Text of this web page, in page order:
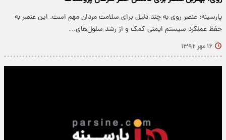
پارسینه: عنصر روی به چند دلیل برای سلامت مردان مهم است. این عنصر به
حفظ عملکرد سیستم ایمنی کمک و از رشد سلول‌های…
۱۶ مهر ۱۳۹۲